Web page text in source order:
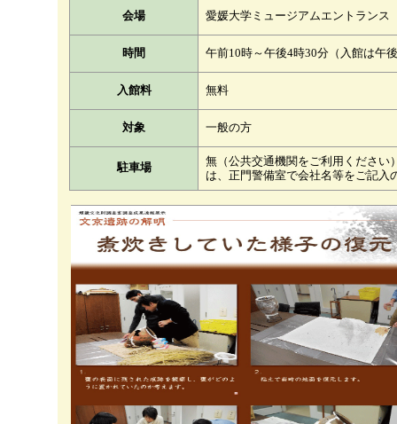
会場 愛媛大学ミュージアムエントランス
時間 午前10時～午後4時30分（入館は午
入館料 無料
対象 一般の方
駐車場
無（公共交通機関をご利用くださ
は、正門警備室で会社名等をご記入